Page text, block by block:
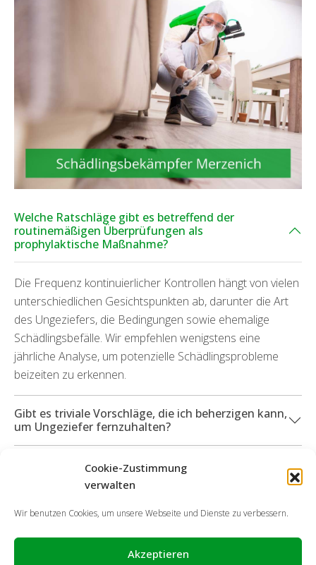
Cookie-Zustimmung
verwalten
Wir benutzen Cookies, um unsere Webseite und Dienste zu verbessern.
Akzeptieren
Welche Ratschläge gibt es betreffend der
routinemäßigen Überprüfungen als
prophylaktische Maßnahme?
Die Frequenz kontinuierlicher Kontrollen hängt von vielen
unterschiedlichen Gesichtspunkten ab, darunter die Art
des Ungeziefers, die Bedingungen sowie ehemalige
Schädlingsbefälle. Wir empfehlen wenigstens eine
jährliche Analyse, um potenzielle Schädlingsprobleme
beizeiten zu erkennen.
Gibt es triviale Vorschläge, die ich beherzigen kann,
um Ungeziefer fernzuhalten?
Welche Dienstleistungsangebote kann ich in
Anspruch nehmen, wenn durch die zahlreichen
Insektenarten Sachschäden angefallen sind?